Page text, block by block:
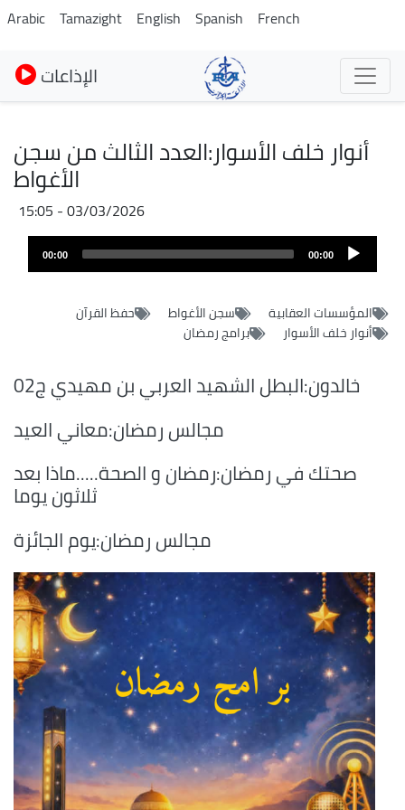
Skip
to
main
content
Arabic Tamazight English Spanish French
الإذاعات
أنوار خلف الأسوار:العدد الثالث من سجن
الأغواط
03/03/2026 - 15:05
Audio
00:00
00:00
المؤسسات العقابية سجن الأغواط
حفظ القرآن
أنوار خلف الأسوار
برامج رمضان
خالدون:البطل الشهيد العربي بن مهيدي ج02
مجالس رمضان:معاني العيد
صحتك في رمضان:رمضان و الصحة.....ماذا بعد
ثلاثون يوما
مجالس رمضان:يوم الجائزة